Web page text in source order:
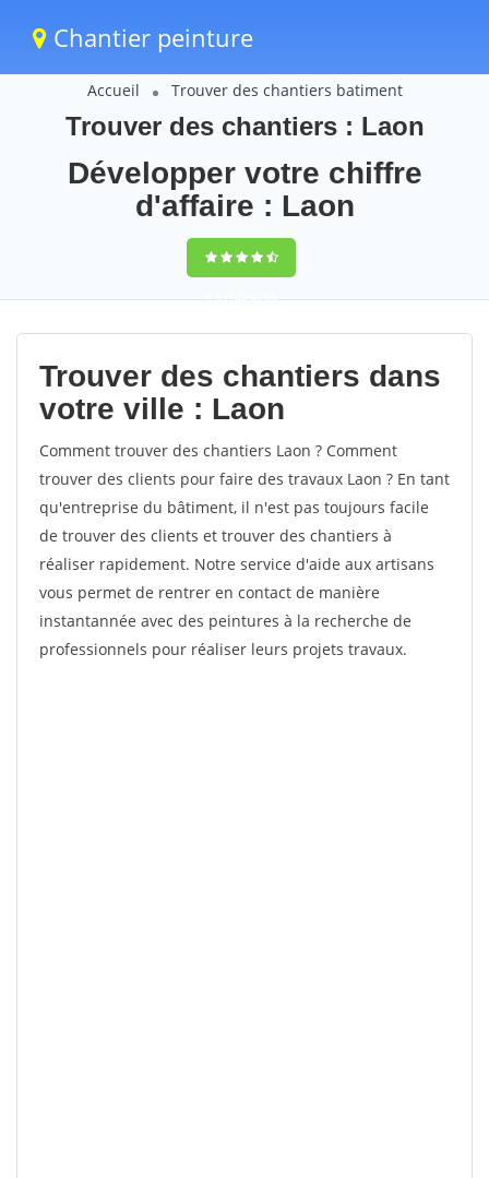
Chantier peinture
Accueil Trouver des chantiers batiment
Trouver des chantiers : Laon
Développer votre chiffre
d'affaire : Laon
9,5(100%)55
votes
Trouver des chantiers dans
votre ville : Laon
Comment trouver des chantiers Laon ? Comment
trouver des clients pour faire des travaux Laon ? En tant
qu'entreprise du bâtiment, il n'est pas toujours facile
de trouver des clients et trouver des chantiers à
réaliser rapidement. Notre service d'aide aux artisans
vous permet de rentrer en contact de manière
instantannée avec des peintures à la recherche de
professionnels pour réaliser leurs projets travaux.